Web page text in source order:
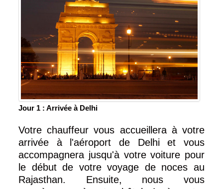
Jour 1 : Arrivée à Delhi
Votre chauffeur vous accueillera à votre
arrivée à l'aéroport de Delhi et vous
accompagnera jusqu'à votre voiture pour
le début de votre voyage de noces au
Rajasthan. Ensuite, nous vous